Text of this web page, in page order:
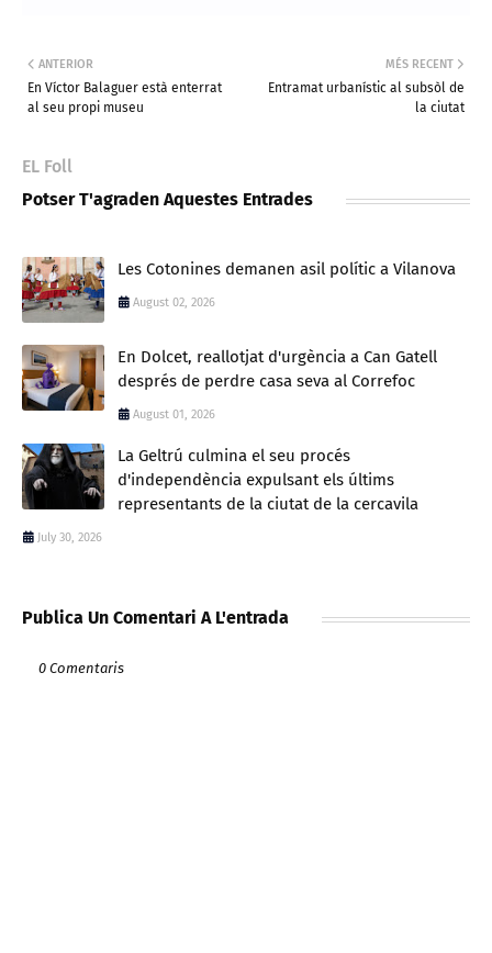
MÉS RECENT
Entramat urbanístic al subsòl de
la ciutat
ANTERIOR
En Víctor Balaguer està enterrat
al seu propi museu
EL Foll
Potser T'agraden Aquestes Entrades
Les Cotonines demanen asil polític a Vilanova
August 02, 2026
En Dolcet, reallotjat d'urgència a Can Gatell
després de perdre casa seva al Correfoc
August 01, 2026
La Geltrú culmina el seu procés
d'independència expulsant els últims
representants de la ciutat de la cercavila
July 30, 2026
Publica Un Comentari A L'entrada
0 Comentaris